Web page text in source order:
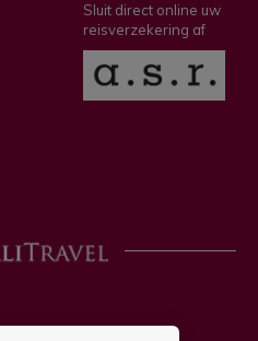
Sluit direct online uw
reisverzekering af